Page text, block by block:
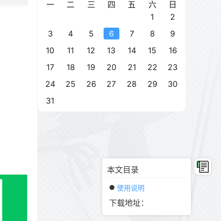
本文目录
使用说明
下载地址：
一 二 三 四 五 六
日
1
2
3
4 5 6 7 8
9
10
11 12 13 14 15
16
17
18 19 20 21 22
23
24
25 26 27 28 29
30
31